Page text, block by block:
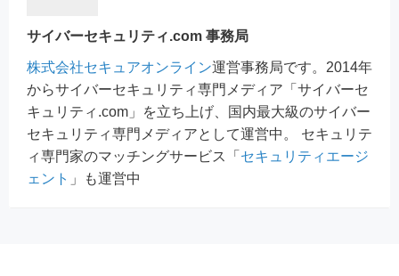
サイバーセキュリティ.com 事務局
株式会社セキュアオンライン運営事務局です。2014年
からサイバーセキュリティ専門メディア「サイバーセ
キュリティ.com」を立ち上げ、国内最大級のサイバー
セキュリティ専門メディアとして運営中。 セキュリテ
ィ専門家のマッチングサービス「 セキュリティエージ
ェント 」も運営中